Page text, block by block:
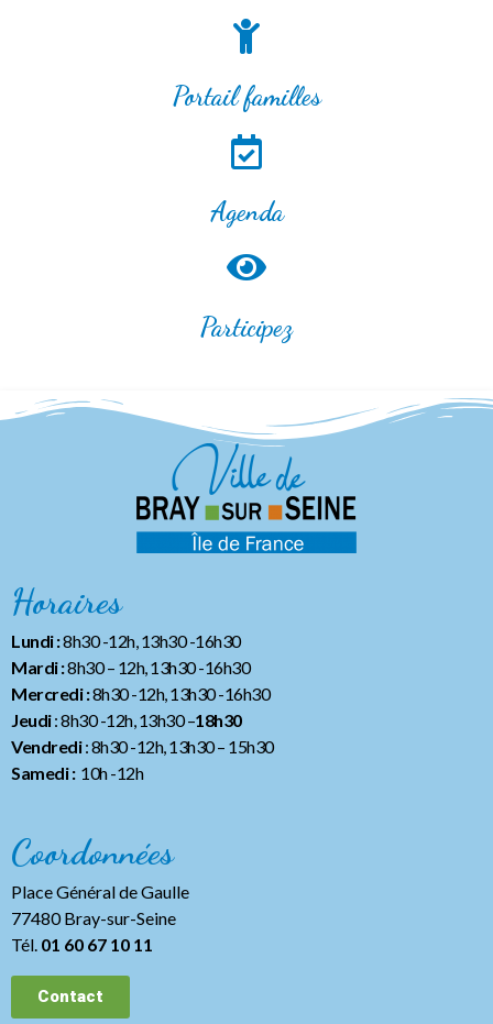
Portail familles
Agenda
Participez
Horaires
Lundi :8h30 -12h, 13h30 -16h30
Mardi :8h30 – 12h, 13h30 -16h30
Mercredi :8h30 -12h, 13h30 -16h30
Jeudi: 8h30 -12h, 13h30 –18h30
Vendredi: 8h30 -12h, 13h30– 15h30
Samedi :10h -12h
Coordonnées
Place Général de Gaulle
77480 Bray-sur-Seine
Tél. 01 60 67 10 11
Contact